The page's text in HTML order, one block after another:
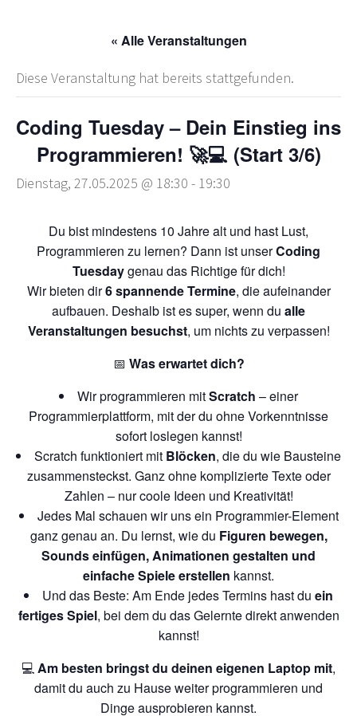
« Alle Veranstaltungen
Diese Veranstaltung hat bereits stattgefunden.
Coding Tuesday – Dein Einstieg ins
Programmieren! 🚀💻 (Start 3/6)
Dienstag, 27.05.2025 @ 18:30 - 19:30
Du bist mindestens 10 Jahre alt und hast Lust,
Programmieren zu lernen? Dann ist unserCoding
Tuesdaygenau das Richtige für dich!
Wir bieten dir6 spannende Termine, die aufeinander
aufbauen. Deshalb ist es super, wenn du alle
Veranstaltungen besuchst, um nichts zu verpassen!
📅 Was erwartet dich?
Wir programmieren mitScratch – einer
Programmierplattform, mit der du ohne Vorkenntnisse
sofort loslegen kannst!
Scratch funktioniert mit Blöcken, die du wie Bausteine
zusammensteckst. Ganz ohne komplizierte Texte oder
Zahlen – nur coole Ideen und Kreativität!
Jedes Mal schauen wir uns ein Programmier-Element
ganz genau an. Du lernst, wie du Figuren bewegen,
Sounds einfügen, Animationen gestalten und
einfache Spiele erstellen kannst.
Und das Beste: Am Ende jedes Termins hast du ein
fertiges Spiel, bei dem du das Gelernte direkt anwenden
kannst!
💻Am besten bringst du deinen eigenen Laptop mit,
damit du auch zu Hause weiter programmieren und
Dinge ausprobieren kannst.